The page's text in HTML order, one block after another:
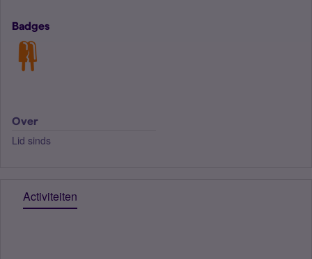
Badges
Over
Lid sinds
Activiteiten